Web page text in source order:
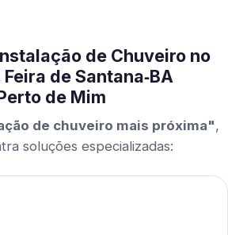
de Chuveiro no
Feira de Santana‑BA
de Mim
de chuveiro mais próxima",
soluções especializadas: